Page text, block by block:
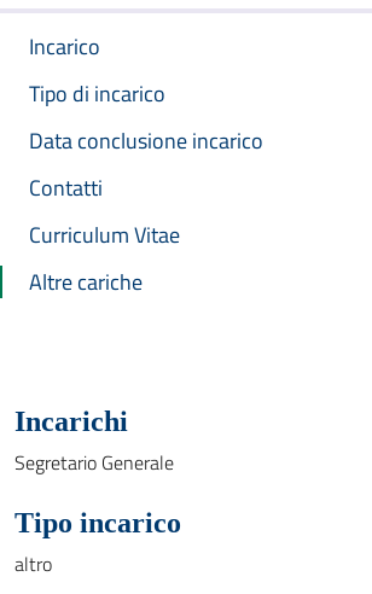
Incarico
Tipo di incarico
Data conclusione incarico
Contatti
Curriculum Vitae
Altre cariche
Incarichi
Segretario Generale
Tipo incarico
altro